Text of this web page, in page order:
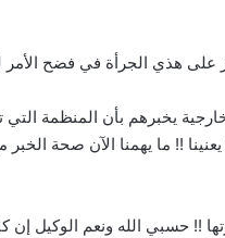
على هذي الجرأة في فضح الأمر
يخبرهم بأن المنظمة التي
!! ما يهمنا الآن صحة
!! حسبي الله ونعم الوكيل إن